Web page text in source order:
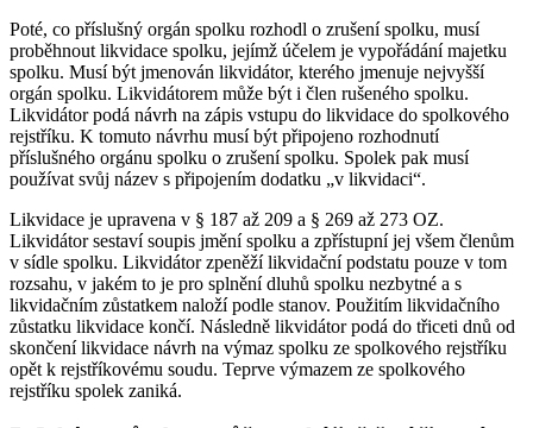
Poté, co příslušný orgán spolku rozhodl o zrušení spolku, musí
proběhnout likvidace spolku, jejímž účelem je vypořádání majetku
spolku. Musí být jmenován likvidátor, kterého jmenuje nejvyšší
orgán spolku. Likvidátorem může být i člen rušeného spolku.
Likvidátor podá návrh na zápis vstupu do likvidace do spolkového
rejstříku. K tomuto návrhu musí být připojeno rozhodnutí
příslušného orgánu spolku o zrušení spolku. Spolek pak musí
používat svůj název s připojením dodatku „v likvidaci“.
Likvidace je upravena v § 187 až 209 a § 269 až 273 OZ.
Likvidátor sestaví soupis jmění spolku a zpřístupní jej všem členům
v sídle spolku. Likvidátor zpeněží likvidační podstatu pouze v tom
rozsahu, v jakém to je pro splnění dluhů spolku nezbytné a s
likvidačním zůstatkem naloží podle stanov. Použitím likvidačního
zůstatku likvidace končí. Následně likvidátor podá do třiceti dnů od
skončení likvidace návrh na výmaz spolku ze spolkového rejstříku
opět k rejstříkovému soudu. Teprve výmazem ze spolkového
rejstříku spolek zaniká.